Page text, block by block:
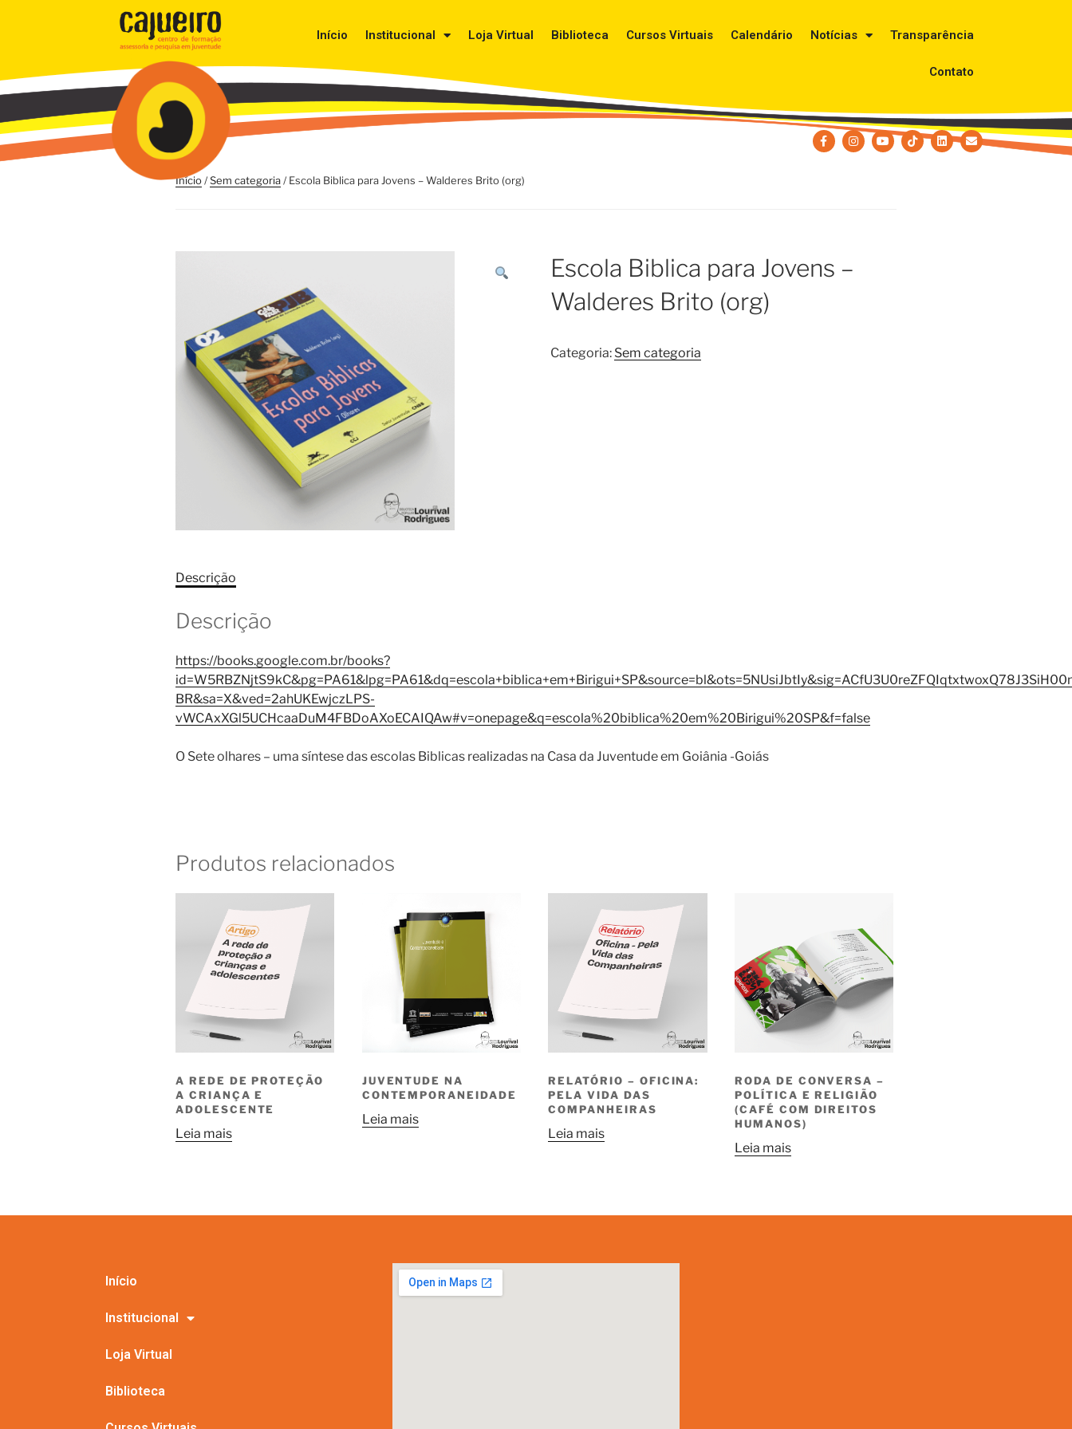
Início Institucional Loja Virtual Biblioteca Cursos Virtuais Calendário Notícias Transparência
Contato
Início/Sem categoria/ Escola Biblica para Jovens – Walderes Brito (org)
Escola Biblica para Jovens –
Walderes Brito (org)
Categoria: Sem categoria
Descrição
Descrição
https://books.google.com.br/books?
BR&sa=X&ved=2ahUKEwjczLPS-
vWCAxXGl5UCHcaaDuM4FBDoAXoECAIQAw#v=onepage&q=escola%20biblica%20em%20Birigui%20SP&f=false
O Sete olhares – uma síntese das escolas Biblicas realizadas na Casa da Juventude em Goiânia -Goiás
Produtos relacionados
A REDE DE PROTEÇÃO
A CRIANÇA E
ADOLESCENTE
Leia mais
JUVENTUDE NA
CONTEMPORANEIDADE
Leia mais
RELATÓRIO – OFICINA:
PELA VIDA DAS
COMPANHEIRAS
Leia mais
RODA DE CONVERSA –
POLÍTICA E RELIGIÃO
(CAFÉ COM DIREITOS
HUMANOS)
Leia mais
Início
Institucional
Loja Virtual
Biblioteca